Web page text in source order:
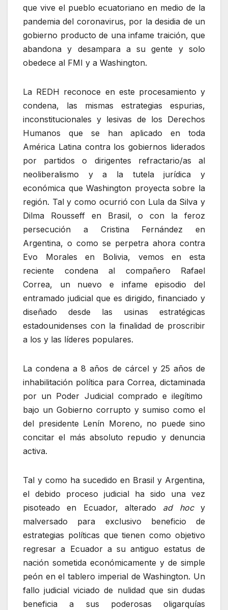
que vive el pueblo ecuatoriano en medio de la
pandemia del coronavirus, por la desidia de un
gobierno producto de una infame traición, que
abandona y desampara a su gente y solo
obedece al FMI y a Washington.
La REDH reconoce en este procesamiento y
condena, las mismas estrategias espurias,
inconstitucionales y lesivas de los Derechos
Humanos que se han aplicado en toda
América Latina contra los gobiernos liderados
por partidos o dirigentes refractario/as al
neoliberalismo y a la tutela jurídica y
económica que Washington proyecta sobre la
región. Tal y como ocurrió con Lula da Silva y
Dilma Rousseff en Brasil, o con la feroz
persecución a Cristina Fernández en
Argentina, o como se perpetra ahora contra
Evo Morales en Bolivia, vemos en esta
reciente condena al compañero Rafael
Correa, un nuevo e infame episodio del
entramado judicial que es dirigido, financiado y
diseñado desde las usinas estratégicas
estadounidenses con la finalidad de proscribir
a los y las líderes populares.
La condena a 8 años de cárcel y 25 años de
inhabilitación política para Correa, dictaminada
por un Poder Judicial comprado e ilegítimo
bajo un Gobierno corrupto y sumiso como el
del presidente Lenín Moreno, no puede sino
concitar el más absoluto repudio y denuncia
activa.
Tal y como ha sucedido en Brasil y Argentina,
el debido proceso judicial ha sido una vez
pisoteado en Ecuador, alterado ad hocy
malversado para exclusivo beneficio de
estrategias políticas que tienen como objetivo
regresar a Ecuador a su antiguo estatus de
nación sometida económicamente y de simple
peón en el tablero imperial de Washington. Un
fallo judicial viciado de nulidad que sin dudas
beneficia a sus poderosas oligarquías